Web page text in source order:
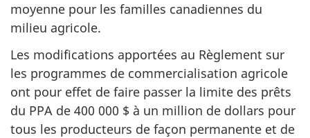
moyenne pour les familles canadiennes du
milieu agricole.
Les modifications apportées au Règlement sur
les programmes de commercialisation agricole
ont pour effet de faire passer la limite des prêts
du PPA de 400 000 $ à un million de dollars pour
tous les producteurs de façon permanente et de